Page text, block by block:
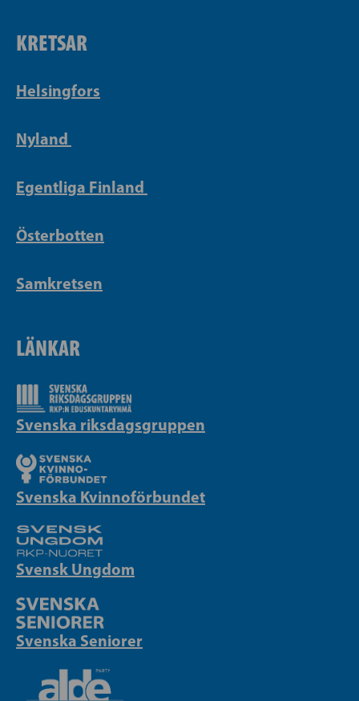
KRETSAR
Helsingfors
Nyland
Egentliga Finland
Österbotten
Samkretsen
LÄNKAR
Svenska riksdagsgruppen
Svenska Kvinnoförbundet
Svensk Ungdom
Svenska Seniorer